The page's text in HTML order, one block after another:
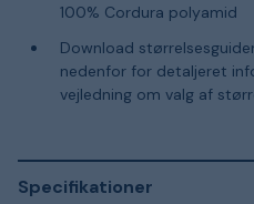
100% Cordura polyamid
Download
nedenfor for detaljeret
vejledning om valg af
Specifikationer